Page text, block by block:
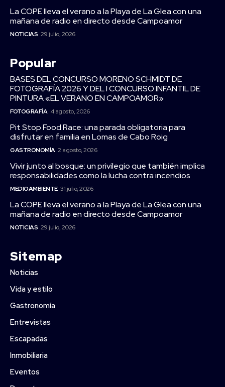
La COPE lleva el verano a la Playa de La Glea con una
mañana de radio en directo desde Campoamor
NOTICIAS 29 julio, 2026
Popular
BASES DEL CONCURSO MORENO SCHMIDT DE
FOTOGRAFÍA 2026 Y DEL I CONCURSO INFANTIL DE
PINTURA «EL VERANO EN CAMPOAMOR»
FOTOGRAFÍA 4 agosto, 2026
Pit Stop Food Race: una parada obligatoria para
disfrutar en familia en Lomas de Cabo Roig
GASTRONOMÍA 2 agosto, 2026
Vivir junto al bosque: un privilegio que también implica
responsabilidades como la lucha contra incendios
MEDIOAMBIENTE 31 julio, 2026
La COPE lleva el verano a la Playa de La Glea con una
mañana de radio en directo desde Campoamor
NOTICIAS 29 julio, 2026
Sitemap
Noticias
Vida y estilo
Gastronomía
Entrevistas
Escapadas
Inmobiliaria
Eventos